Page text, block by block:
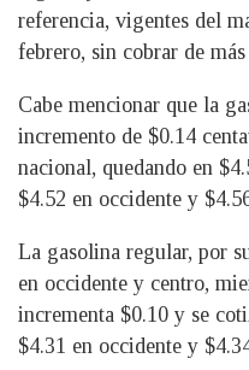
referencia, vigentes del
febrero, sin cobrar de
Cabe mencionar que la
incremento de $0.14
nacional, quedando en
$4.52 en occidente y
La gasolina regular, por
en occidente y centro,
incrementa $0.10 y se
$4.31 en occidente y